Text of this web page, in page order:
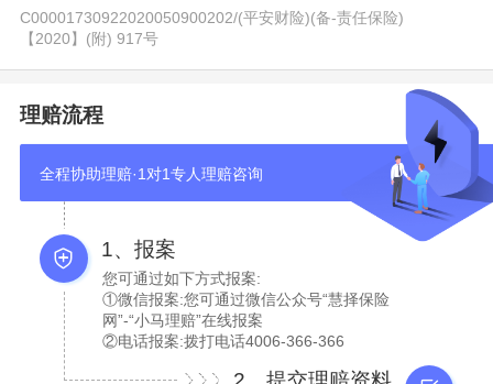
C00001730922020050900202/(平安财险)(备-责任保险)
【2020】(附) 917号
理赔流程
全程协助理赔·1对1专人理赔咨询
1、报案
您可通过如下方式报案:
①微信报案:您可通过微信公众号“慧择保险
网”-“小马理赔”在线报案
②电话报案:拨打电话4006-366-366